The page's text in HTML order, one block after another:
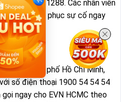
là 1900 1288. Các nhân viên
bạn khác phục sự cố ngay
Minh:
ở Thành phố Hồ Chí Minh,
số điện thoại 1900 54 54 54
ngay cho EVN HCMC theo